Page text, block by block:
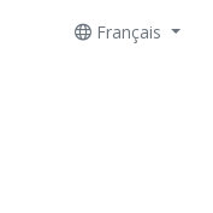
Français